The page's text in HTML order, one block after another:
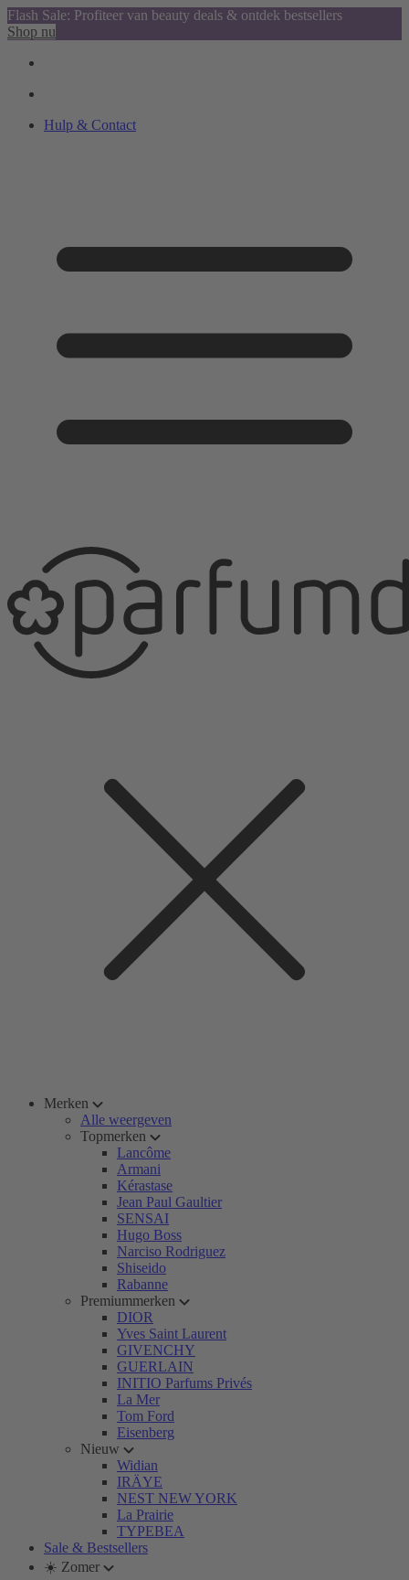
Flash Sale: Profiteer van beauty deals & ontdek bestsellers
Shop nu
Hulp & Contact
Merken
Alle weergeven
Topmerken
Lancôme
Armani
Kérastase
Jean Paul Gaultier
SENSAI
Hugo Boss
Narciso Rodriguez
Shiseido
Rabanne
Premiummerken
DIOR
Yves Saint Laurent
GIVENCHY
GUERLAIN
INITIO Parfums Privés
La Mer
Tom Ford
Eisenberg
Nieuw
Widian
IRÄYE
NEST NEW YORK
La Prairie
TYPEBEA
Sale & Bestsellers
☀️ Zomer